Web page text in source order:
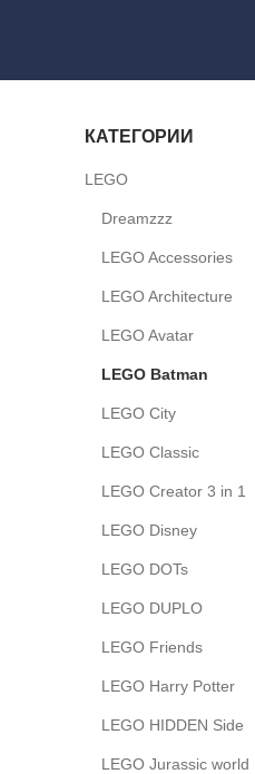
КАТЕГОРИИ
LEGO
Dreamzzz
LEGO Accessories
LEGO Architecture
LEGO Avatar
LEGO Batman
LEGO City
LEGO Classic
LEGO Creator 3 in 1
LEGO Disney
LEGO DOTs
LEGO DUPLO
LEGO Friends
LEGO Harry Potter
LEGO HIDDEN Side
LEGO Jurassic world